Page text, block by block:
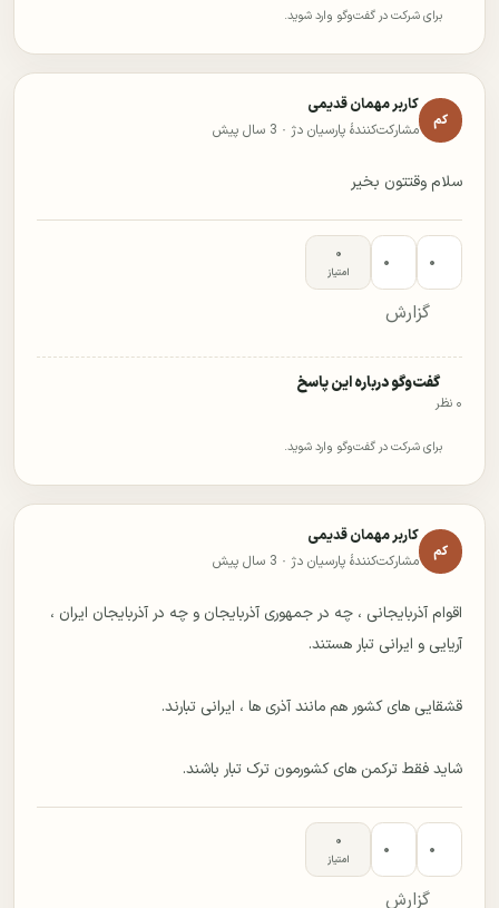
برای شرکت در گفت‌وگو وارد شوید.
کم
کاربر مهمان قدیمی
مشارکت‌کنندهٔ پارسیان دژ · 3 سال پیش
سلام وقتتون بخیر
۰ ۰ ۰
امتیاز
گزارش
گفت‌وگو درباره این پاسخ
۰ نظر
برای شرکت در گفت‌وگو وارد شوید.
کم
کاربر مهمان قدیمی
مشارکت‌کنندهٔ پارسیان دژ · 3 سال پیش
اقوام آذربایجانی ، چه در جمهوری آذربایجان و چه در آذربایجان ایران ،
شاید فقط ترکمن های کشورمون ترک تبار باشند.
۰ ۰ ۰
امتیاز
گزارش